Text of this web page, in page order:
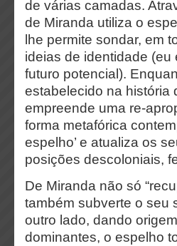
de várias camadas.
de Miranda utiliza o
lhe permite sondar, em
ideias de identidade
futuro potencial).
estabelecido na história
empreende uma re-
forma metafórica
espelho’ e atualiza os
posições descoloniais,
De Miranda não só
também subverte o seu
outro lado, dando
dominantes, o espelho